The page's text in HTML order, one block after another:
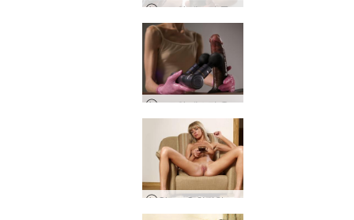
고로와 재스민 콕 쇼크 요법
고로와 재스민 음경 진동 자극 및 전기 사정
Olena O 친밀한 인터뷰